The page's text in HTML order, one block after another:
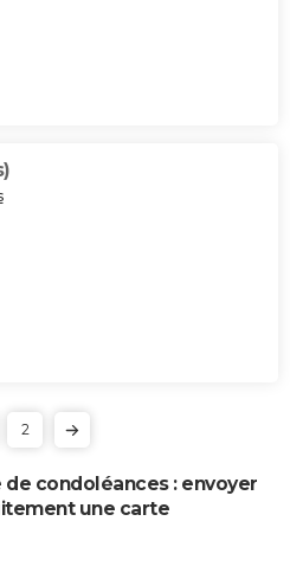
2
de condoléances : envoyer
une carte